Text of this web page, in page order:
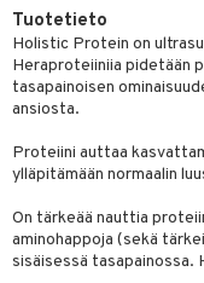
Tuotetieto
Holistic Protein on
Heraproteiiniia pidetään
tasapainoisen
ansiosta.
Proteiini auttaa
ylläpitämään normaalin
On tärkeää nauttia
aminohappoja (sekä
sisäisessä
kuorinta
intoleranssi